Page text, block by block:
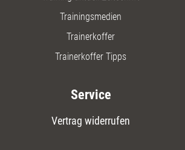
Trainingsmedien
Trainerkoffer
Trainerkoffer Tipps
Service
Vertrag widerrufen